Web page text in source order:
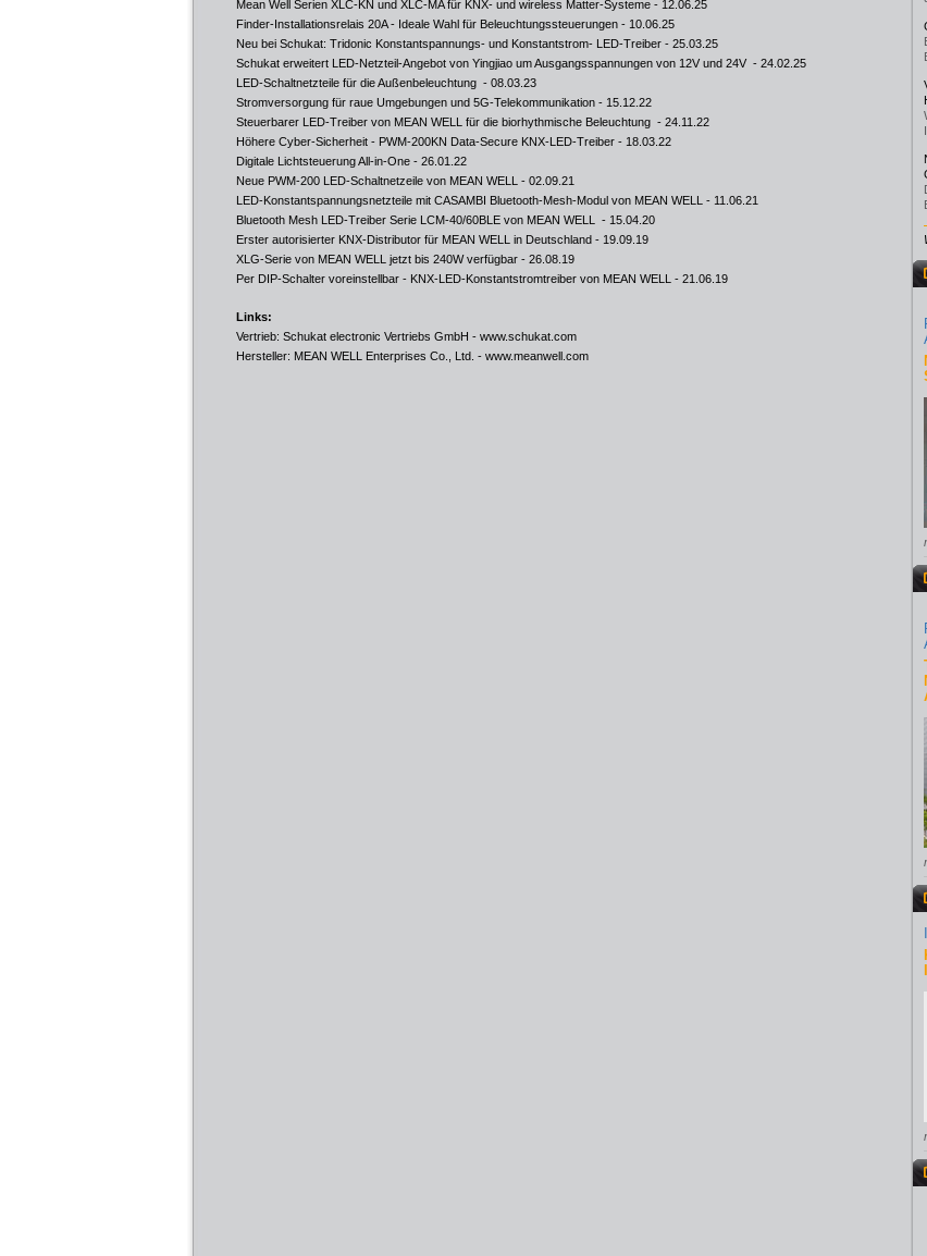
Mean Well Serien XLC-KN und XLC-MA für KNX- und wireless Matter-Systeme - 12.06.25
Finder-Installationsrelais 20A - Ideale Wahl für Beleuchtungssteuerungen - 10.06.25
Neu bei Schukat: Tridonic Konstantspannungs- und Konstantstrom- LED-Treiber - 25.03.25
Schukat erweitert LED-Netzteil-Angebot von Yingjiao um Ausgangsspannungen von 12V und 24V - 24.02.25
LED-Schaltnetzteile für die Außenbeleuchtung - 08.03.23
Stromversorgung für raue Umgebungen und 5G-Telekommunikation - 15.12.22
Steuerbarer LED-Treiber von MEAN WELL für die biorhythmische Beleuchtung - 24.11.22
Höhere Cyber-Sicherheit - PWM-200KN Data-Secure KNX-LED-Treiber - 18.03.22
Digitale Lichtsteuerung All-in-One - 26.01.22
Neue PWM-200 LED-Schaltnetzeile von MEAN WELL - 02.09.21
LED-Konstantspannungsnetzteile mit CASAMBI Bluetooth-Mesh-Modul von MEAN WELL - 11.06.21
Bluetooth Mesh LED-Treiber Serie LCM-40/60BLE von MEAN WELL
- 15.04.20
Erster autorisierter KNX-Distributor für MEAN WELL in Deutschland - 19.09.19
XLG-Serie von MEAN WELL jetzt bis 240W verfügbar - 26.08.19
Per DIP-Schalter voreinstellbar - KNX-LED-Konstantstromtreiber von MEAN WELL - 21.06.19
Links:
Vertrieb: Schukat electronic Vertriebs GmbH - www.schukat.com
Hersteller: MEAN WELL Enterprises Co., Ltd. - www.meanwell.com